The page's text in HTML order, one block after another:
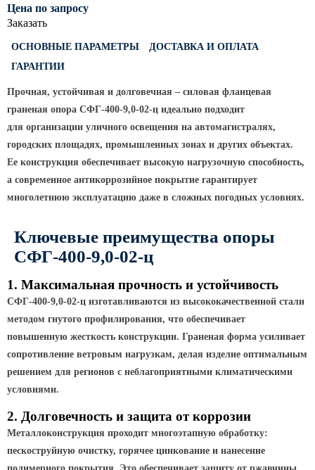
стойки
светофорные г-образные
ОСФК Светофорные стойки
круглоконические
складывающиеся
ОККС Опоры круглые конические
ПФГ Опоры граненые
складывающиеся фланцевые
ТФГ Опора для контактной сети
фланцевая граненая
Опоры граненые силовые
Дорожные металлические рамы
МОГК Молниеотводы гранёные
Цена по запросу
Заказать
ОСНОВНЫЕ ПАРАМЕТРЫ
ДОСТАВКА И ОПЛАТА
ГАРАНТИИ
Прочная, устойчивая и долговечная – силовая фланцевая
граненая опора СФГ-400-9,0-02-ц идеально подходит
для организации уличного освещения на автомагистралях,
городских площадях, промышленных зонах и других объектах.
Ее конструкция обеспечивает высокую нагрузочную способность,
а современное антикоррозийное покрытие гарантирует
многолетнюю эксплуатацию даже в сложных погодных условиях.
Ключевые преимущества опоры
СФГ-400-9,0-02-ц
1. Максимальная прочность и устойчивость
СФГ-400-9,0-02-ц изготавливаются из высококачественной стали
методом гнутого профилирования, что обеспечивает
повышенную жесткость конструкции. Граненая форма усиливает
сопротивление ветровым нагрузкам, делая изделие оптимальным
решением для регионов с неблагоприятными климатическими
условиями.
2. Долговечность и защита от коррозии
Металлоконструкция проходит многоэтапную обработку:
пескоструйную очистку, горячее цинкование и нанесение